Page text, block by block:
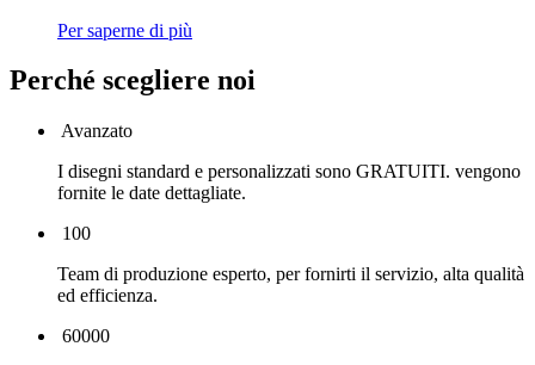
Per saperne di più
Perché scegliere noi
Avanzato
I disegni standard e personalizzati sono GRATUITI. vengono
fornite le date dettagliate.
100
Team di produzione esperto, per fornirti il ​​servizio, alta qualità
ed efficienza.
60000